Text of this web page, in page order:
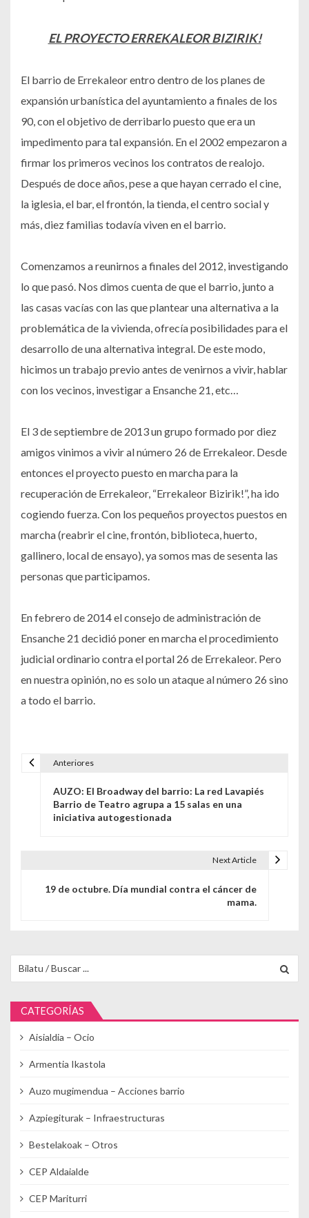
EL PROYECTO ERREKALEOR BIZIRIK!
El barrio de Errekaleor entro dentro de los planes de
expansión urbanística del ayuntamiento a finales de los
90, con el objetivo de derribarlo puesto que era un
impedimento para tal expansión. En el 2002 empezaron a
firmar los primeros vecinos los contratos de realojo.
Después de doce años, pese a que hayan cerrado el cine,
la iglesia, el bar, el frontón, la tienda, el centro social y
más, diez familias todavía viven en el barrio.
Comenzamos a reunirnos a finales del 2012, investigando
lo que pasó. Nos dimos cuenta de que el barrio, junto a
las casas vacías con las que plantear una alternativa a la
problemática de la vivienda, ofrecía posibilidades para el
desarrollo de una alternativa integral. De este modo,
hicimos un trabajo previo antes de venirnos a vivir, hablar
con los vecinos, investigar a Ensanche 21, etc…
El 3 de septiembre de 2013 un grupo formado por diez
amigos vinimos a vivir al número 26 de Errekaleor. Desde
entonces el proyecto puesto en marcha para la
recuperación de Errekaleor, “Errekaleor Bizirik!”, ha ido
cogiendo fuerza. Con los pequeños proyectos puestos en
marcha (reabrir el cine, frontón, biblioteca, huerto,
gallinero, local de ensayo), ya somos mas de sesenta las
personas que participamos.
En febrero de 2014 el consejo de administración de
Ensanche 21 decidió poner en marcha el procedimiento
judicial ordinario contra el portal 26 de Errekaleor. Pero
en nuestra opinión, no es solo un ataque al número 26 sino
a todo el barrio.
Anteriores
AUZO: El Broadway del barrio: La red Lavapiés
Barrio de Teatro agrupa a 15 salas en una
iniciativa autogestionada
Next Article
19 de octubre. Día mundial contra el cáncer de
mama.
CATEGORÍAS
Aisialdia – Ocio
Armentia Ikastola
Auzo mugimendua – Acciones barrio
Azpiegiturak – Infraestructuras
Bestelakoak – Otros
CEP Aldaialde
CEP Mariturri